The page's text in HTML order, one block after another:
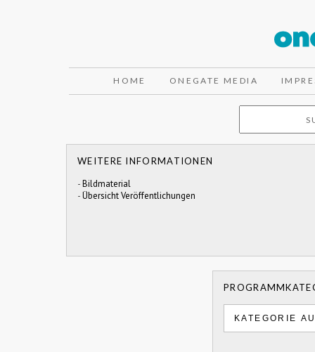
HOME ONEGATE MEDIA
WEITERE INFORMATIONEN
-Bildmaterial
-Übersicht Veröffentlichungen